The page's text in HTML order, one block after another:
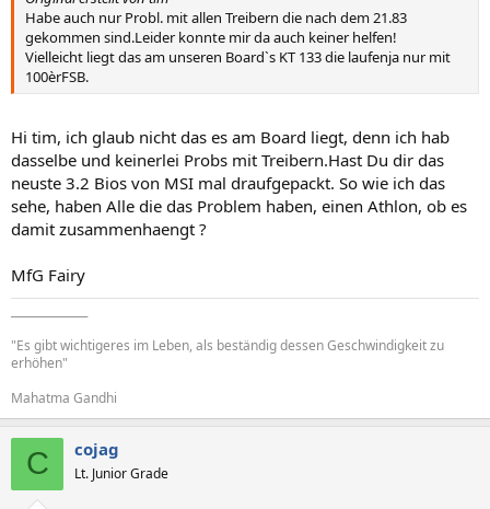
Habe auch nur Probl. mit allen Treibern die nach dem 21.83
gekommen sind.Leider konnte mir da auch keiner helfen!
Vielleicht liegt das am unseren Board`s KT 133 die laufenja nur mit
100èrFSB.
Hi tim, ich glaub nicht das es am Board liegt, denn ich hab
dasselbe und keinerlei Probs mit Treibern.Hast Du dir das
neuste 3.2 Bios von MSI mal draufgepackt. So wie ich das
sehe, haben Alle die das Problem haben, einen Athlon, ob es
damit zusammenhaengt ?
MfG Fairy
"Es gibt wichtigeres im Leben, als beständig dessen Geschwindigkeit zu
erhöhen"
Mahatma Gandhi
C cojag
Lt. Junior Grade